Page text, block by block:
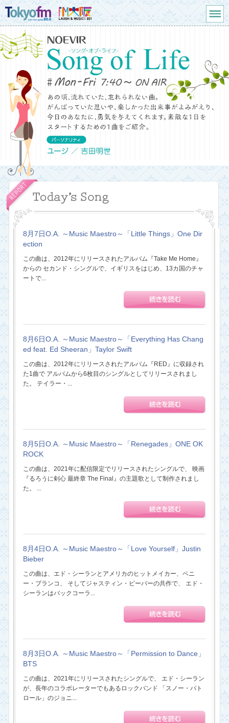
8月7日O.A. ～Music Maestro～「Little Things」One Dir
ection
この曲は、2012年にリリースされたアルバム『Take Me Home』
からの セカンド・シングルで、イギリスをはじめ、13カ国のチャ
ートで...
8月6日O.A. ～Music Maestro～「Everything Has Chang
ed feat. Ed Sheeran」Taylor Swift
この曲は、2012年にリリースされたアルバム『RED』に収録され
た1曲で アルバムから6枚目のシングルとしてリリースされまし
た。 テイラー・...
8月5日O.A. ～Music Maestro～「Renegades」ONE OK
ROCK
この曲は、2021年に配信限定でリリースされたシングルで、 映画
『るろうに剣心 最終章 The Final』の主題歌として制作されまし
た。 ...
8月4日O.A. ～Music Maestro～「Love Yourself」Justin
Bieber
この曲は、エド・シーランとアメリカのヒットメイカー、ベニ
ー・ブランコ、 そしてジャスティン・ビーバーの共作で、 エド・
シーランはバックコーラ...
8月3日O.A. ～Music Maestro～「Permission to Dance」
BTS
この曲は、2021年にリリースされたシングルで、 エド・シーラン
が、長年のコラボレーターでもあるロックバンド 「スノー・パト
ロール」のジョニ...